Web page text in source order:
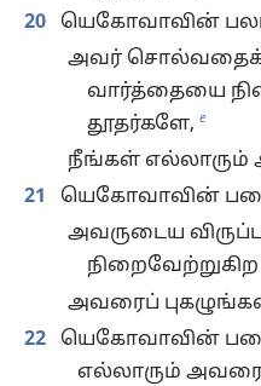
20 யெகோவாவின்
அவர் சொல்வதைக்
வார்த்தையை
தூதர்களே, e
நீங்கள் எல்லாரும்
21
யெகோவாவின்
அவருடைய
அவரைப்
22
யெகோவாவின்
எல்லாரும்